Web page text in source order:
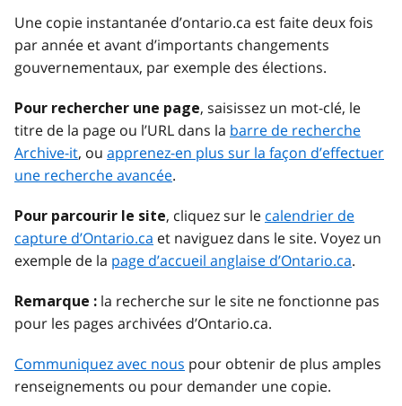
Une copie instantanée d’ontario.ca est faite deux fois
par année et avant d’importants changements
gouvernementaux, par exemple des élections.
Pour rechercher une page, saisissez un mot-clé, le
titre de la page ou l’URL dans la barre de recherche
Archive-it, ou apprenez-en plus sur la façon d’effectuer
une recherche avancée.
Pour parcourir le site, cliquez sur le calendrier de
capture d’Ontario.ca et naviguez dans le site. Voyez un
exemple de la page d’accueil anglaise d’Ontario.ca.
Remarque : la recherche sur le site ne fonctionne pas
pour les pages archivées d’Ontario.ca.
Communiquez avec nous pour obtenir de plus amples
renseignements ou pour demander une copie.